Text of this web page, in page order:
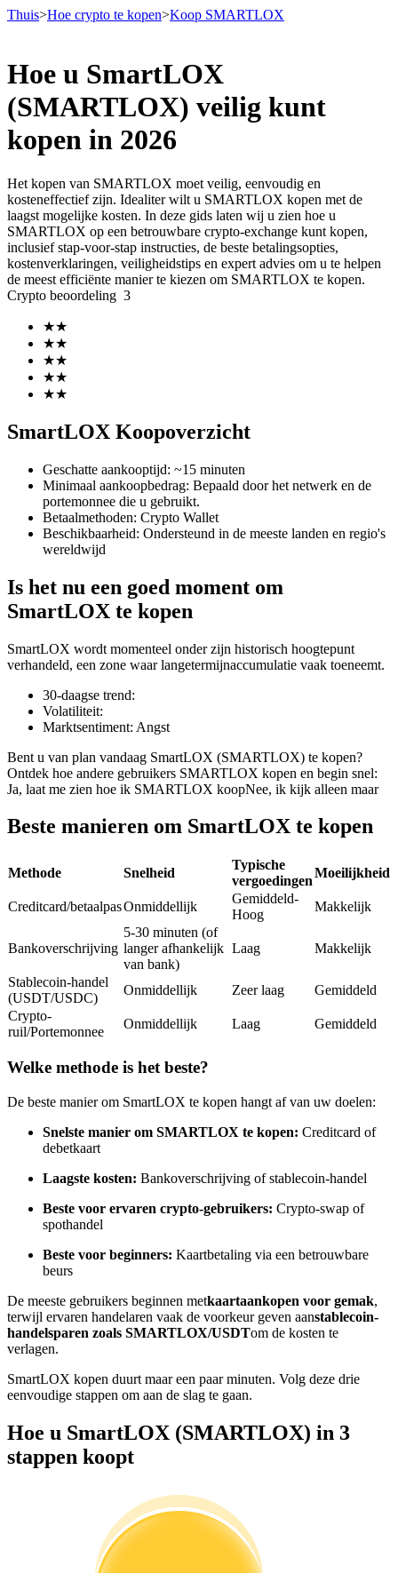
Termijncontracten
USDT-futures
Futures met USDT als onderpand
COIN-M-futures
Cryptocurrency-futures
Derivaten voor aandelen, forex, edelmetalen en grondstoffen
USDC-futures
Futures met USDC als onderpand
Kopiëren Handel
Sluit je aan bij top traders
Word een Copy Trader
Big data-analyse inclusief handelsinformatie, enz.
Thuis>Hoe crypto te kopen>Koop SMARTLOX
Hoe u SmartLOX
(SMARTLOX) veilig kunt
kopen in 2026
Het kopen van SMARTLOX moet veilig, eenvoudig en
kosteneffectief zijn. Idealiter wilt u SMARTLOX kopen met de
laagst mogelijke kosten. In deze gids laten wij u zien hoe u
SMARTLOX op een betrouwbare crypto-exchange kunt kopen,
inclusief stap-voor-stap instructies, de beste betalingsopties,
kostenverklaringen, veiligheidstips en expert advies om u te helpen
de meest efficiënte manier te kiezen om SMARTLOX te kopen.
Crypto beoordeling 3
★★
★★
★★
★★
★★
SmartLOX Koopoverzicht
Geschatte aankooptijd: ~15 minuten
Minimaal aankoopbedrag: Bepaald door het netwerk en de
portemonnee die u gebruikt.
Betaalmethoden: Crypto Wallet
Beschikbaarheid: Ondersteund in de meeste landen en regio's
wereldwijd
Is het nu een goed moment om
SmartLOX te kopen
SmartLOX wordt momenteel onder zijn historisch hoogtepunt
verhandeld, een zone waar langetermijnaccumulatie vaak toeneemt.
30-daagse trend:
Volatiliteit:
Marktsentiment: Angst
Bent u van plan vandaag SmartLOX (SMARTLOX) te kopen?
Ontdek hoe andere gebruikers SMARTLOX kopen en begin snel:
Ja, laat me zien hoe ik SMARTLOX koopNee, ik kijk alleen maar
Beste manieren om SmartLOX te kopen
Methode Snelheid
Typische
vergoedingen
Moeilijkheid
Creditcard/betaalpasOnmiddellijk
Gemiddeld-
Hoog
Makkelijk
Bankoverschrijving
5-30 minuten (of
langer afhankelijk
van bank)
Laag Makkelijk
Stablecoin-handel
(USDT/USDC)
Onmiddellijk Zeer laag
Gemiddeld
Crypto-
ruil/Portemonnee
Onmiddellijk Laag Gemiddeld
Welke methode is het beste?
De beste manier om SmartLOX te kopen hangt af van uw doelen:
Snelste manier om SMARTLOX te kopen: Creditcard of
debetkaart
Laagste kosten: Bankoverschrijving of stablecoin-handel
Beste voor ervaren crypto-gebruikers: Crypto-swap of
spothandel
Beste voor beginners: Kaartbetaling via een betrouwbare
beurs
De meeste gebruikers beginnen metkaartaankopen voor gemak,
terwijl ervaren handelaren vaak de voorkeur geven aanstablecoin-
handelsparen zoals SMARTLOX/USDTom de kosten te
verlagen.
SmartLOX kopen duurt maar een paar minuten. Volg deze drie
eenvoudige stappen om aan de slag te gaan.
Hoe u SmartLOX (SMARTLOX) in 3
stappen koopt